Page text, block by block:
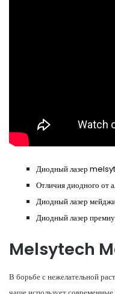
Диодный лазер
Отличия диодного от
Диодный лазер
Диодный лазер
Melsytech
В борьбе с нежелательной